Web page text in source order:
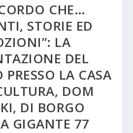
CHE…
STORIE ED
LA
DEL
PRESSO LA CASA
DOM
DI BORGO
GIGANTE 77